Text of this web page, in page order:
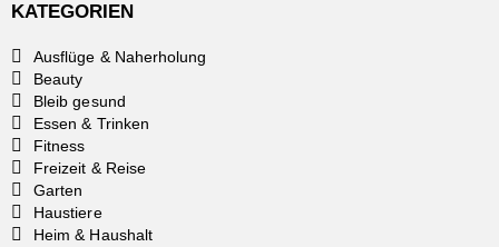
KATEGORIEN
Ausflüge & Naherholung
Beauty
Bleib gesund
Essen & Trinken
Fitness
Freizeit & Reise
Garten
Haustiere
Heim & Haushalt